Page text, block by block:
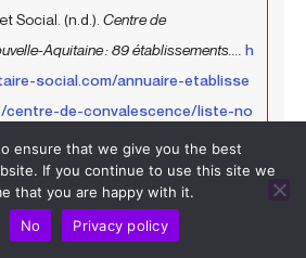
Social. (n.d.). Centre de
Aquitaine : 89 établissements....
h
social.com/annuaire-etablisse
centre-de-convalescence/liste-no
Liste d’attente des chirurgies au
« P02... ».https://www.index
ensure that we give you the best
If you continue to use this site we
that you are happy with it.
No Privacy policy